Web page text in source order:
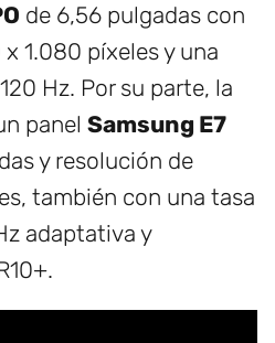
de 6,56 pulgadas con
1.080 píxeles y una
Hz. Por su parte, la
panel Samsung E7
y resolución de
también con una tasa
adaptativa y